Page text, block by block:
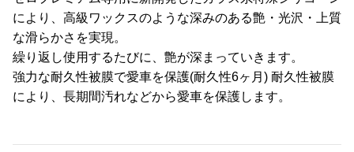
により、高級ワックスのような深みのある艶・光沢・上質
な滑らかさを実現。
繰り返し使用するたびに、艶が深まっていきます。
強力な耐久性被膜で愛車を保護(耐久性6ヶ月) 耐久性被膜
により、長期間汚れなどから愛車を保護します。